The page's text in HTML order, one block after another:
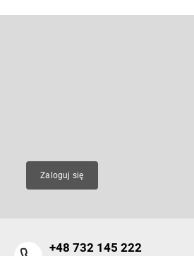
Zaloguj się
+48 732 145 222